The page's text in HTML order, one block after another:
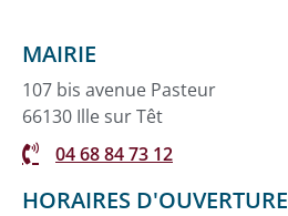
MAIRIE
107 bis avenue Pasteur
66130 Ille sur Têt
04 68 84 73 12
HORAIRES D'OUVERTURE